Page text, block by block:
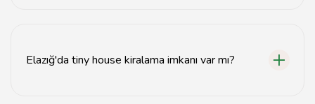
Elazığ'da tiny house kiralama imkanı var mı?